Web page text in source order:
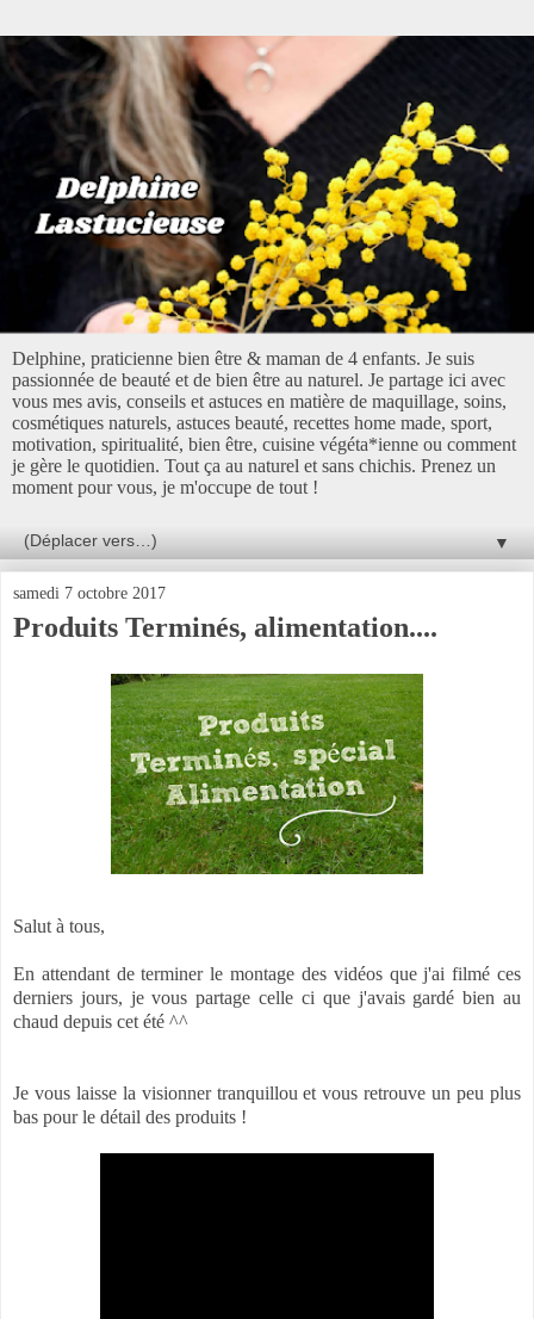
Delphine, praticienne bien être & maman de 4 enfants. Je suis
passionnée de beauté et de bien être au naturel. Je partage ici avec
vous mes avis, conseils et astuces en matière de maquillage, soins,
cosmétiques naturels, astuces beauté, recettes home made, sport,
motivation, spiritualité, bien être, cuisine végéta*ienne ou comment
je gère le quotidien. Tout ça au naturel et sans chichis. Prenez un
moment pour vous, je m'occupe de tout !
▼
samedi 7 octobre 2017
Produits Terminés, alimentation....
Salut à tous,
En attendant de terminer le montage des vidéos que j'ai filmé ces
derniers jours, je vous partage celle ci que j'avais gardé bien au
chaud depuis cet été ^^
Je vous laisse la visionner tranquillou et vous retrouve un peu plus
bas pour le détail des produits !